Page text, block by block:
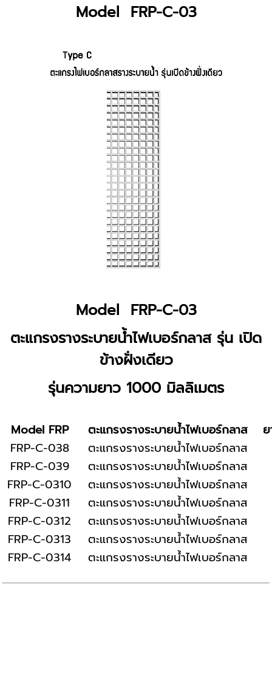
Model FRP-C-03
Model FRP-C-03
ตะแกรงรางระบายน้ำไฟเบอร์กลาส รุ่น เปิด
ข้างฝั่งเดียว
รุ่นความยาว 1000 มิลลิเมตร
Model FRP ตะแกรงรางระบายน้ำไฟเบอร์กลาส
FRP-C-038
ตะแกรงรางระบายน้ำไฟเบอร์กลาส
FRP-C-039
ตะแกรงรางระบายน้ำไฟเบอร์กลาส
FRP-C-0310
ตะแกรงรางระบายน้ำไฟเบอร์กลาส
FRP-C-0311
ตะแกรงรางระบายน้ำไฟเบอร์กลาส
FRP-C-0312
ตะแกรงรางระบายน้ำไฟเบอร์กลาส
FRP-C-0313
ตะแกรงรางระบายน้ำไฟเบอร์กลาส
FRP-C-0314
ตะแกรงรางระบายน้ำไฟเบอร์กลาส